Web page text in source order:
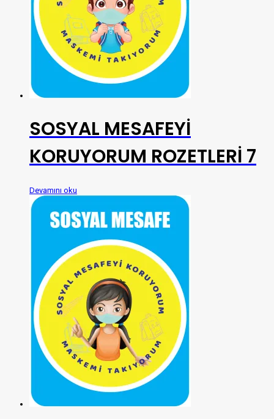
SOSYAL MESAFEYİ
KORUYORUM ROZETLERİ 7
Devamını oku